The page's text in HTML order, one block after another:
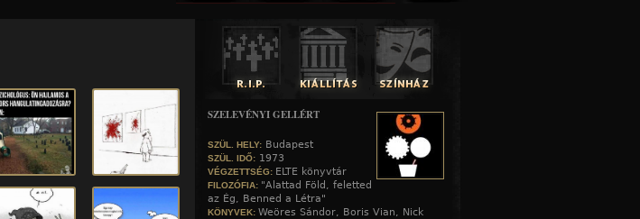
SZELEVÉNYI GELLÉRT
SZÜL. HELY: Budapest
SZÜL. IDŐ: 1973
VÉGZETTSÉG: ELTE könyvtár
FILOZÓFIA: "Alattad Föld, feletted
az Ég, Benned a Létra"
KÖNYVEK: Weöres Sándor, Boris Vian, Nick